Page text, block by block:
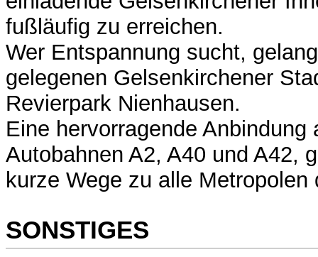
fußläufig zu erreichen.
Wer Entspannung sucht,
gelegenen Gelsenkirchener
Revierpark Nienhausen.
Eine hervorragende Anbindung
Autobahnen A2, A40 und A42,
kurze Wege zu alle Metropolen
SONSTIGES